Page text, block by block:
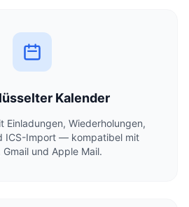
Kalender
Einladungen, Wiederholungen,
ICS-Import — kompatibel mit
Gmail und Apple Mail.